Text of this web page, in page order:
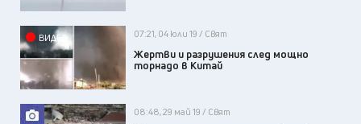
ВИДЕО 07:21, 04 юли 19 / Свят
Жертви и разрушения след мощно
торнадо в Китай
08:48, 29 май 19 / Свят